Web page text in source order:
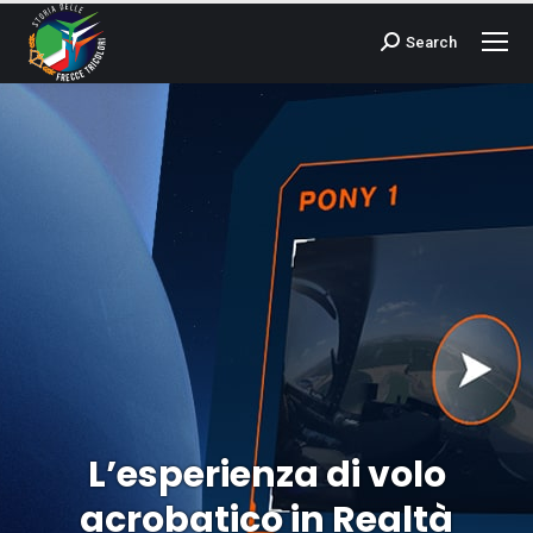
Cerca:Search
L’esperienza di volo
acrobatico in Realtà